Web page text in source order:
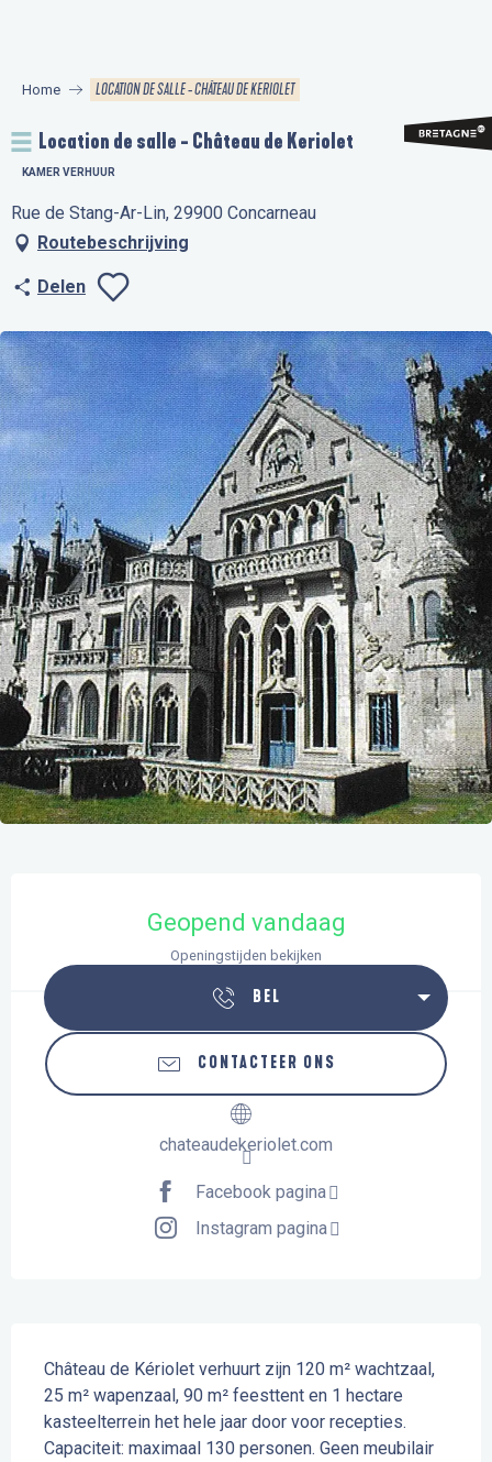
principal
Home LOCATION DE SALLE - CHÂTEAU DE KERIOLET
Location de salle - Château de Keriolet
KAMER VERHUUR
Rue de Stang-Ar-Lin, 29900 Concarneau
Routebeschrijving
Delen
Ajouter aux
Geopend vandaag
Openingstijden bekijken
BEL
CONTACTEER ONS
chateaudekeriolet.com
Facebook pagina
Instagram pagina
Château de Kériolet verhuurt zijn 120 m² wachtzaal,
25 m² wapenzaal, 90 m² feesttent en 1 hectare
kasteelterrein het hele jaar door voor recepties.
Capaciteit: maximaal 130 personen. Geen meubilair